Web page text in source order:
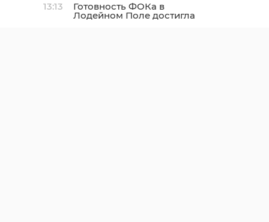
13:13 Готовность ФОКа в
Лодейном Поле достигла